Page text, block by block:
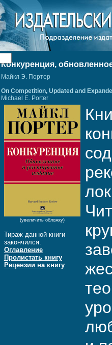
Конкуренция,
Майкл Э. Портер
On Competition, Updated and
Michael E. Porter
(увеличить обложку)
Тираж данной книги
закончился.
Оглавление
Пролистать книгу
Рецензии на книгу